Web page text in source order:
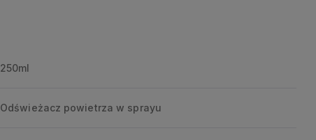
250ml
Odświeżacz powietrza w sprayu